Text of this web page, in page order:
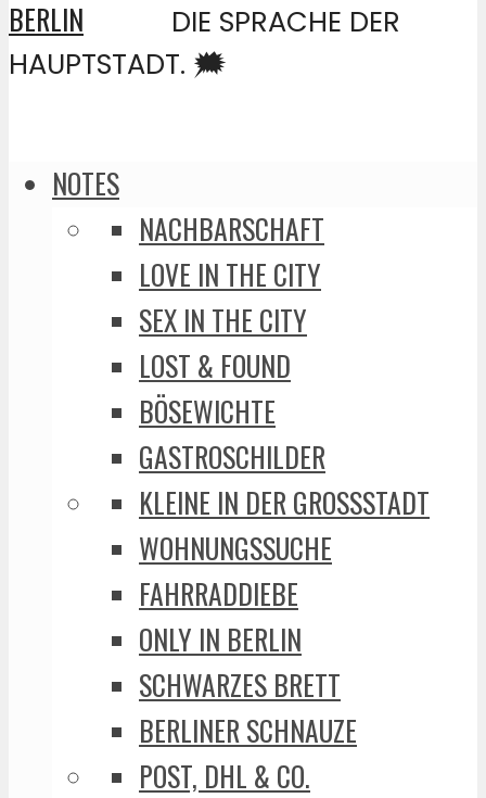
DIE SPRACHE DER
HAUPTSTADT. 🗯️
NOTES
NACHBARSCHAFT
LOVE IN THE CITY
SEX IN THE CITY
LOST & FOUND
BÖSEWICHTE
GASTROSCHILDER
KLEINE IN DER GROSSSTADT
WOHNUNGSSUCHE
FAHRRADDIEBE
ONLY IN BERLIN
SCHWARZES BRETT
BERLINER SCHNAUZE
POST, DHL & CO.